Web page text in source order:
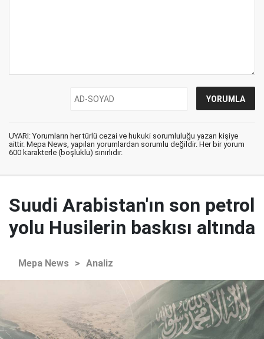
UYARI: Yorumların her türlü cezai ve hukuki sorumluluğu yazan kişiye
aittir. Mepa News, yapılan yorumlardan sorumlu değildir. Her bir yorum
600 karakterle (boşluklu) sınırlıdır.
Suudi Arabistan'ın son petrol
yolu Husilerin baskısı altında
Mepa News > Analiz